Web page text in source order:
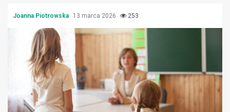
Joanna Piotrowska 13 marca 2026 253